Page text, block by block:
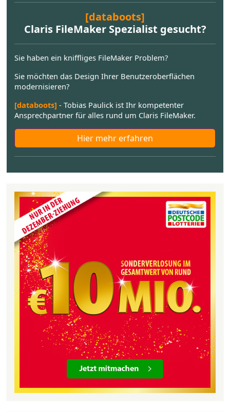
[databoots]
Claris FileMaker Spezialist gesucht?
Sie haben ein kniffliges FileMaker Problem?
Sie möchten das Design Ihrer Benutzeroberflächen
modernisieren?
[databoots] - Tobias Paulick ist Ihr kompetenter
Ansprechpartner für alles rund um Claris FileMaker.
Hier mehr erfahren